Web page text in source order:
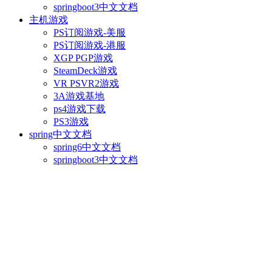
springboot3中文文档
主机游戏
PS订阅游戏-美服
PS订阅游戏-港服
XGP PGP游戏
SteamDeck游戏
VR PSVR2游戏
3A游戏基地
ps4游戏下载
PS3游戏
spring中文文档
spring6中文文档
springboot3中文文档